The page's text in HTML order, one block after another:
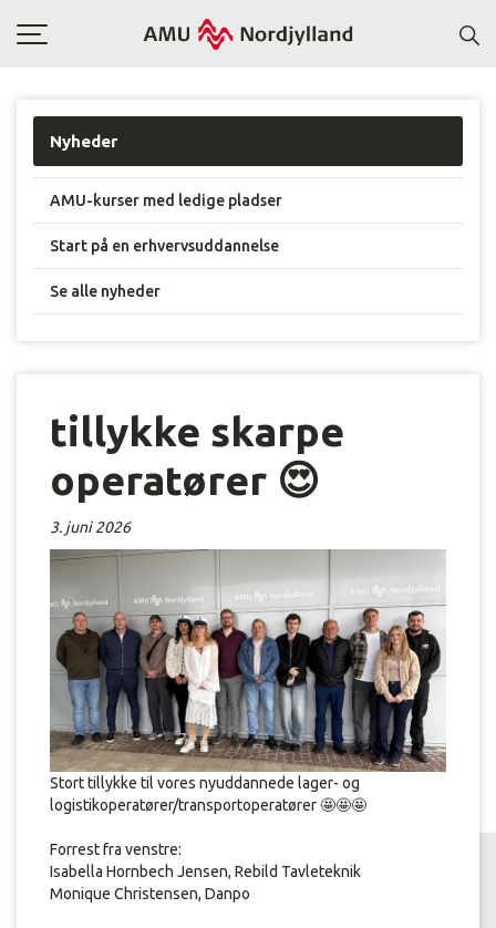
Toggle
Nyheder
AMU-kurser med ledige pladser
Start på en erhvervsuddannelse
Se alle nyheder
tillykke skarpe
operatører 😍
3. juni 2026
Stort tillykke til vores nyuddannede lager- og
logistikoperatører/transportoperatører 🤩🤩🤩
Forrest fra venstre:
Isabella Hornbech Jensen, Rebild Tavleteknik
Monique Christensen, Danpo